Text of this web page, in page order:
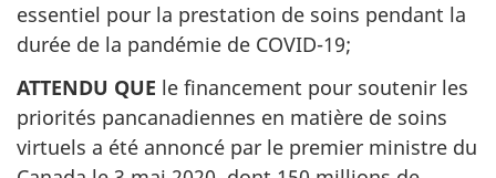
essentiel pour la prestation de soins pendant la
durée de la pandémie de COVID-19;
ATTENDU QUE le financement pour soutenir les
priorités pancanadiennes en matière de soins
virtuels a été annoncé par le premier ministre du